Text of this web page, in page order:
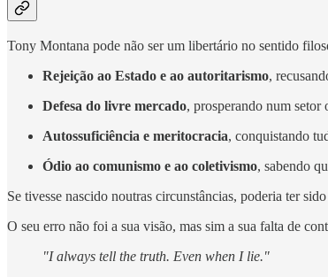
Tony Montana pode não ser um libertário no sentido
Rejeição ao Estado e ao autoritarismo,
Defesa do livre mercado, prosperando num
Autossuficiência e meritocracia, conquistando
Ódio ao comunismo e ao coletivismo, sabendo
Se tivesse nascido noutras circunstâncias, poderia ter
O seu erro não foi a sua visão, mas sim a sua falta de
"I always tell the truth. Even when I lie."